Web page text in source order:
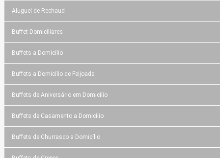
Aluguel de Rechaud
Buffet Domicíliares
Buffets a Domicílio
Buffets a Domicílio de Feijoada
Buffets de Aniversário em Domicílio
Buffets de Casamento a Domicílio
Buffets de Churrasco a Domicílio